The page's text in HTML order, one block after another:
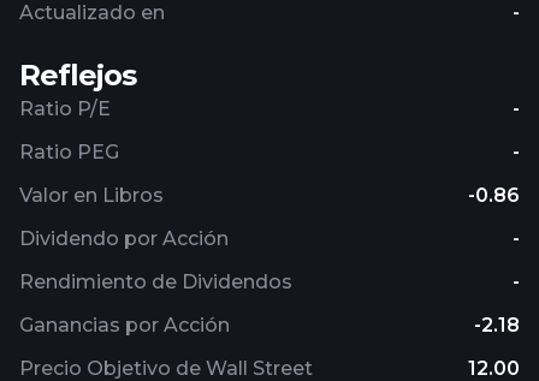
Actualizado en
-
Reflejos
Ratio P/E
-
Ratio PEG
-
Valor en Libros
-0.86
Dividendo por Acción
-
Rendimiento de Dividendos
-
Ganancias por Acción
-2.18
Precio Objetivo de Wall Street
12.00